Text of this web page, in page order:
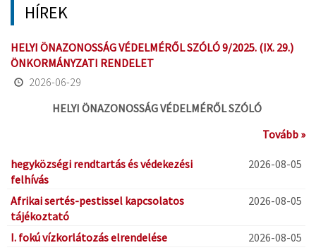
HÍREK
HELYI ÖNAZONOSSÁG VÉDELMÉRŐL SZÓLÓ 9/2025. (IX. 29.)
ÖNKORMÁNYZATI RENDELET
2026-06-29
HELYI ÖNAZONOSSÁG VÉDELMÉRŐL SZÓLÓ
Tovább »
hegyközségi rendtartás és védekezési
felhívás
2026-08-05
Afrikai sertés-pestissel kapcsolatos
tájékoztató
2026-08-05
I. fokú vízkorlátozás elrendelése
2026-08-05